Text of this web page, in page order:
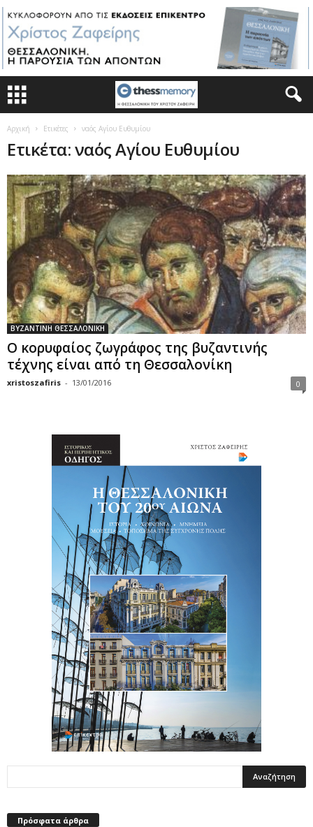
Αρχική Ετικέτες ναός Αγίου Ευθυμίου
Ετικέτα: ναός Αγίου Ευθυμίου
ΒΥΖΑΝΤΙΝΗ ΘΕΣΣΑΛΟΝΙΚΗ
Ο κορυφαίος ζωγράφος της βυζαντινής
τέχνης είναι από τη Θεσσαλονίκη
xristoszafiris - 13/01/2016 0
Πρόσφατα άρθρα